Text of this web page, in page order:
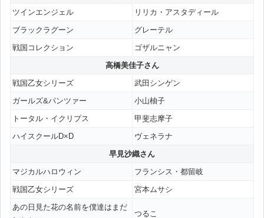
ツインエンジェル
リリカ・アスタディール
ブラックラグーン
グレーテル
戦国コレクション
ゴザルニャン
高橋美佳子さん
戦国乙女シリーズ
武田シンゲン
ガールズ&パンツァー
小山柚子
トータル・イクリプス
甲斐志摩子
ハイスクールD×D
ヴェネラナ
早見沙織さん
マジカルハロウィン
フランシス・都留岐
戦国乙女シリーズ
宮本ムサシ
あの日見た花の名前を僕達はまだ
つるこ